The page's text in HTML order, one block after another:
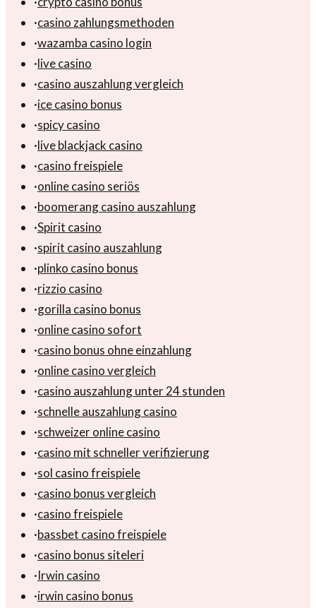
·casino zahlungsmethoden
·wazamba casino login
·live casino
·casino auszahlung vergleich
·ice casino bonus
·spicy casino
·live blackjack casino
·casino freispiele
·online casino seriös
·boomerang casino auszahlung
·Spirit casino
·spirit casino auszahlung
·plinko casino bonus
·rizzio casino
·gorilla casino bonus
·online casino sofort
·casino bonus ohne einzahlung
·online casino vergleich
·casino auszahlung unter 24 stunden
·schnelle auszahlung casino
·schweizer online casino
·casino mit schneller verifizierung
·sol casino freispiele
·casino bonus vergleich
·casino freispiele
·bassbet casino freispiele
·casino bonus siteleri
·Irwin casino
·irwin casino bonus